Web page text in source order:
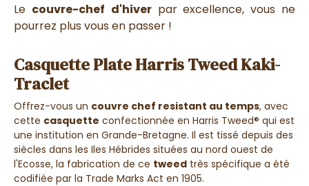
Le couvre-chef d'hiverpar excellence, vous ne
pourrez plus vous en passer !
Casquette Plate Harris Tweed Kaki-
Traclet
Offrez-vous un couvre chef resistant au temps, avec
cette casquette confectionnée en Harris Tweed® qui est
une institution en Grande-Bretagne. Il est tissé depuis des
siècles dans les Iles Hébrides situées au nord ouest de
l'Ecosse, la fabrication de ce tweed très spécifique a été
codifiée par la Trade Marks Act en 1905.